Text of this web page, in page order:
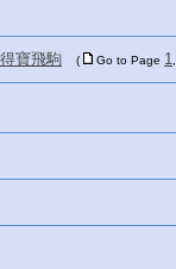
寶飛駒 ( Go to Page 1